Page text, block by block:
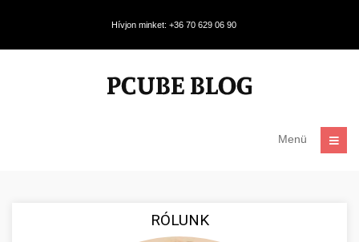
Hívjon minket: +36 70 629 06 90
Menü
RÓLUNK